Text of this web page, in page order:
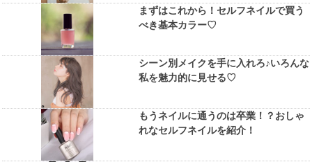
まずはこれから！セルフネイルで買う
べき基本カラー♡
シーン別メイクを手に入れろ♪いろんな
私を魅力的に見せる♡
もうネイルに通うのは卒業！？おしゃ
れなセルフネイルを紹介！